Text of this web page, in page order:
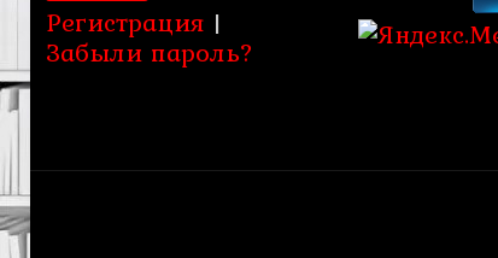
Регистрация |
Забыли пароль?